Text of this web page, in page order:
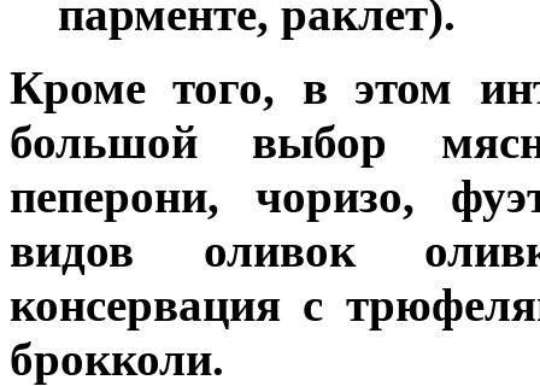
парменте, раклет).
Кроме того, в этом
большой выбор
пеперони, чоризо,
видов оливок
консервация с
брокколи.